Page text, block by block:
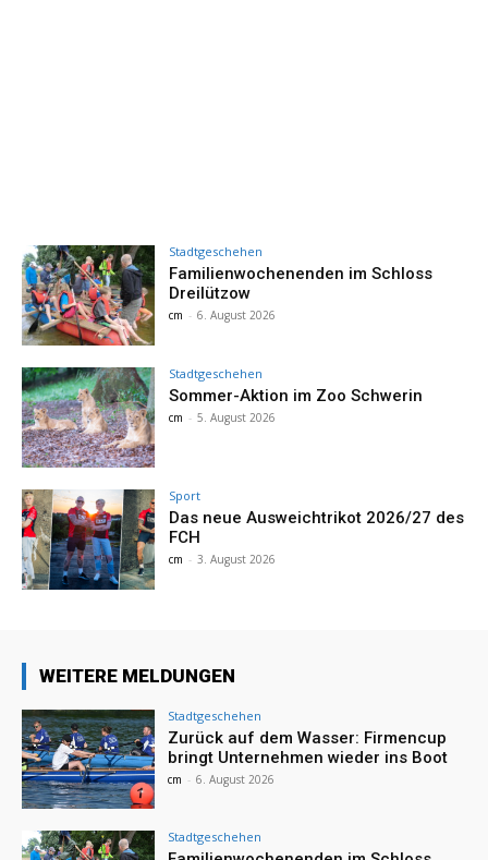
Stadtgeschehen
Familienwochenenden im Schloss
Dreilützow
cm - 6. August 2026
Stadtgeschehen
Sommer-Aktion im Zoo Schwerin
cm - 5. August 2026
Sport
Das neue Ausweichtrikot 2026/27 des
FCH
cm - 3. August 2026
WEITERE MELDUNGEN
Stadtgeschehen
Zurück auf dem Wasser: Firmencup
bringt Unternehmen wieder ins Boot
cm - 6. August 2026
Stadtgeschehen